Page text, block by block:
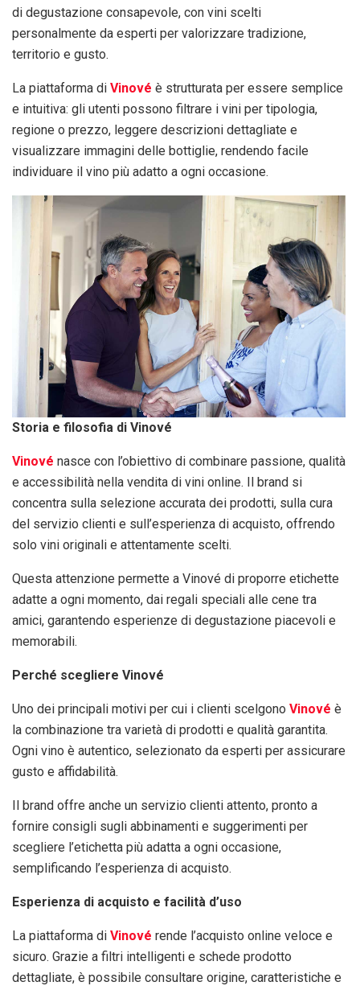
di degustazione consapevole, con vini scelti
personalmente da esperti per valorizzare tradizione,
territorio e gusto.
La piattaforma di Vinové è strutturata per essere semplice
e intuitiva: gli utenti possono filtrare i vini per tipologia,
regione o prezzo, leggere descrizioni dettagliate e
visualizzare immagini delle bottiglie, rendendo facile
individuare il vino più adatto a ogni occasione.
Storia e filosofia di Vinové
Vinové nasce con l’obiettivo di combinare passione, qualità
e accessibilità nella vendita di vini online. Il brand si
concentra sulla selezione accurata dei prodotti, sulla cura
del servizio clienti e sull’esperienza di acquisto, offrendo
solo vini originali e attentamente scelti.
Questa attenzione permette a Vinové di proporre etichette
adatte a ogni momento, dai regali speciali alle cene tra
amici, garantendo esperienze di degustazione piacevoli e
memorabili.
Perché scegliere Vinové
Uno dei principali motivi per cui i clienti scelgono Vinové è
la combinazione tra varietà di prodotti e qualità garantita.
Ogni vino è autentico, selezionato da esperti per assicurare
gusto e affidabilità.
Il brand offre anche un servizio clienti attento, pronto a
fornire consigli sugli abbinamenti e suggerimenti per
scegliere l’etichetta più adatta a ogni occasione,
semplificando l’esperienza di acquisto.
Esperienza di acquisto e facilità d’uso
La piattaforma di Vinové rende l’acquisto online veloce e
sicuro. Grazie a filtri intelligenti e schede prodotto
dettagliate, è possibile consultare origine, caratteristiche e